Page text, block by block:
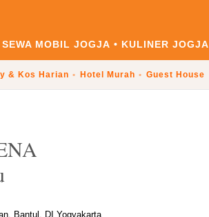
SEWA MOBIL JOGJA KULINER JOGJA
& Kos Harian Hotel Murah Guest House
Bantul, DI Yogyakarta